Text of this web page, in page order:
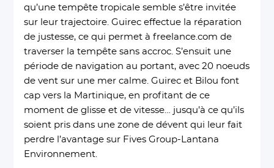
qu’une tempête tropicale semble s’être invitée
sur leur trajectoire. Guirec effectue la réparation
de justesse, ce qui permet à freelance.com de
traverser la tempête sans accroc. S’ensuit une
période de navigation au portant, avec 20 noeuds
de vent sur une mer calme. Guirec et Bilou font
cap vers la Martinique, en profitant de ce
moment de glisse et de vitesse… jusqu’à ce qu’ils
soient pris dans une zone de dévent qui leur fait
perdre l’avantage sur Fives Group-Lantana
Environnement.